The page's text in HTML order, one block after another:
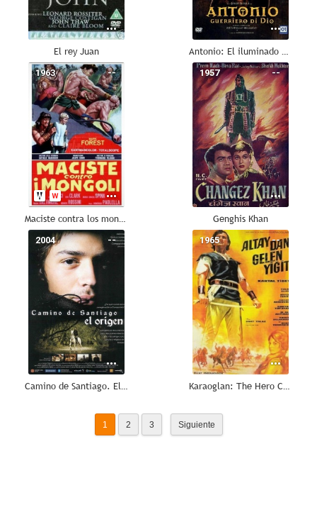
El rey Juan Antonio: El iluminado de Dios
--
1963
Maciste contra los mongoles
--
1957
Genghis Khan
--
2004
Camino de Santiago. El origen
--
1965
Karaoglan: The Hero Came from Altai
1 2 3 Siguiente